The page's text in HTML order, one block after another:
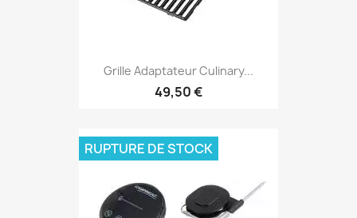
Grille Adaptateur Culinary...
49,50 €
RUPTURE DE STOCK